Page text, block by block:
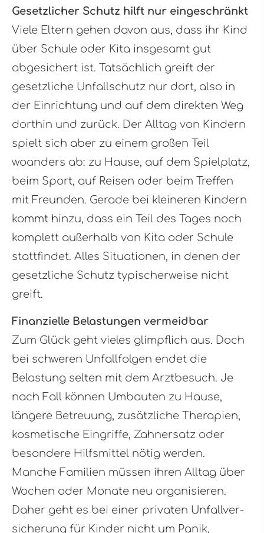
Gesetzlicher Schutz hilft nur eingeschränkt
Viele Eltern gehen davon aus, dass ihr Kind
über Schule oder Kita insgesamt gut
abgesichert ist. Tatsächlich greift der
gesetzliche Unfallschutz nur dort, also in
der Einrichtung und auf dem direkten Weg
dorthin und zurück. Der Alltag von Kindern
spielt sich aber zu einem großen Teil
woanders ab: zu Hause, auf dem Spielplatz,
beim Sport, auf Reisen oder beim Treffen
mit Freunden. Gerade bei kleineren Kindern
kommt hinzu, dass ein Teil des Tages noch
komplett außerhalb von Kita oder Schule
stattfindet. Alles Situationen, in denen der
gesetzliche Schutz typischerweise nicht
greift.
Finanzielle Belastungen vermeidbar
Zum Glück geht vieles glimpflich aus. Doch
bei schweren Unfallfolgen endet die
Belastung selten mit dem Arztbesuch. Je
nach Fall können Umbauten zu Hause,
längere Betreuung, zusätzliche Therapien,
kosmetische Eingriffe, Zahnersatz oder
besondere Hilfsmittel nötig werden.
Manche Familien müssen ihren Alltag über
Wochen oder Monate neu organisieren.
Daher geht es bei einer privaten Unfall­ver­
si­che­rung für Kinder nicht um Panik,